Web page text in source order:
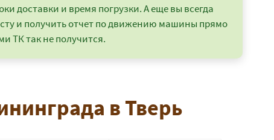
доставки и время погрузки. А еще вы всегда
и получить отчет по движению машины прямо
ТК так не получится.
в Тверь